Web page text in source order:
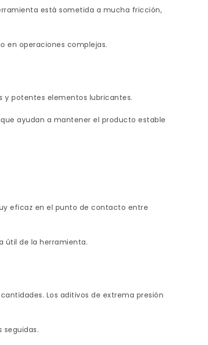
está sometida a mucha fricción,
en operaciones complejas.
y potentes elementos lubricantes.
ayudan a mantener el producto estable
eficaz en el punto de contacto entre
útil de la herramienta.
Los aditivos de extrema presión
seguidas.